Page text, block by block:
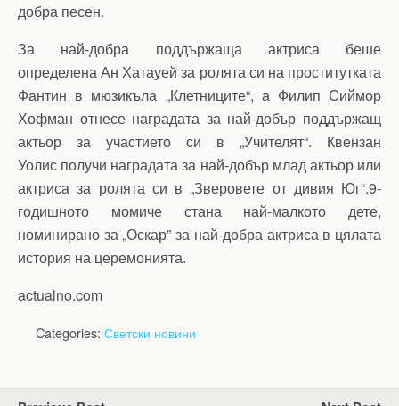
добра песен.
За най-добра поддържаща актриса беше
определена Ан Хатауей за ролята си на проститутката
Фантин в мюзикъла „Клетниците“, а Филип Сиймор
Хофман отнесе наградата за най-добър поддържащ
актьор за участието си в „Учителят“. Квензан
Уолис получи наградата за най-добър млад актьор или
актриса за ролята си в „Зверовете от дивия Юг“.9-
годишното момиче стана най-малкото дете,
номинирано за „Оскар” за най-добра актриса в цялата
история на церемонията.
actualno.com
Categories: Светски новини